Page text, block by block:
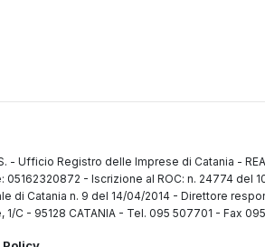
- Ufficio Registro delle Imprese di Catania -
05162320872 - Iscrizione al ROC: n. 24774 del
di Catania n. 9 del 14/04/2014 - Direttore
1/C - 95128 CATANIA - Tel. 095 507701 - Fax